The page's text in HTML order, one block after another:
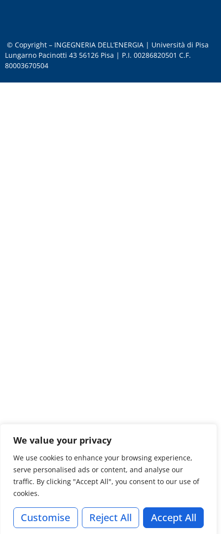
We value your privacy
We use cookies to enhance your browsing experience,
serve personalised ads or content, and analyse our
traffic. By clicking "Accept All", you consent to our use of
cookies.
Customise Reject All Accept All
© Copyright – INGEGNERIA DELL’ENERGIA | Università di Pisa
Lungarno Pacinotti 43 56126 Pisa | P.I. 00286820501 C.F.
80003670504